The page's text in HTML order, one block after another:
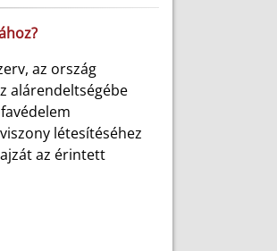
az ország
alárendeltségébe
létesítéséhez
az érintett